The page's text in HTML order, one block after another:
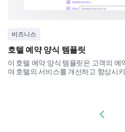
다음 문장에 대한 동의 정
약속에 대한 신속한 확인을
비즈니스
호텔 예약 양식 템플릿
이 호텔 예약 양식 템플릿은 고객의
여 호텔의 서비스를 개선하고 향상시